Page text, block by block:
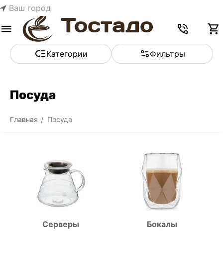
Ваш город
Категории Фильтры
Посуда
Главная / Посуда
Серверы Бокалы
Меню Найти Корзина Отложенные
товары